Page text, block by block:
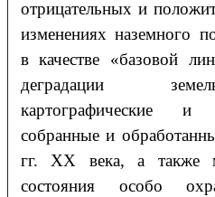
отрицательных и
изменениях наземного
в качестве «базовой
деградации
картографические
собранные и
гг. XX века, а также
состояния особо